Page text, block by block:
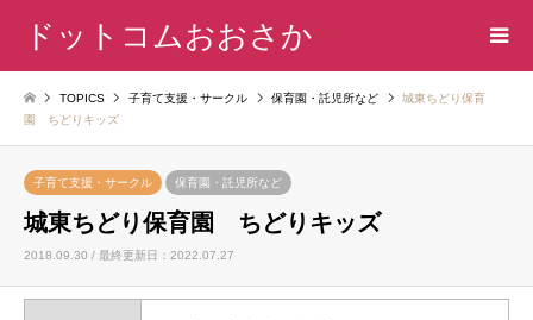
ドットコムおおさか
TOPICS 子育て支援・サークル 保育園・託児所など
城東ちどり保育
園 ちどりキッズ
子育て支援・サークル 保育園・託児所など
城東ちどり保育園 ちどりキッズ
2018.09.30 / 最終更新日：2022.07.27